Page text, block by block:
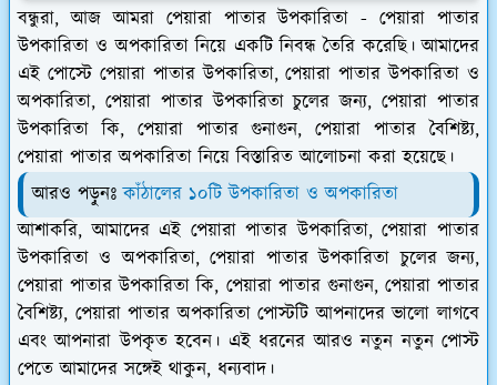
বন্ধুরা, আজ আমরা পেয়ারা পাতার উপকারিতা - পেয়ারা পাতার
উপকারিতা ও অপকারিতা নিয়ে একটি নিবন্ধ তৈরি করেছি। আমাদের
এই পোস্টে পেয়ারা পাতার উপকারিতা, পেয়ারা পাতার উপকারিতা ও
অপকারিতা, পেয়ারা পাতার উপকারিতা চুলের জন্য, পেয়ারা পাতার
উপকারিতা কি, পেয়ারা পাতার গুনাগুন, পেয়ারা পাতার বৈশিষ্ট্য,
পেয়ারা পাতার অপকারিতা নিয়ে বিস্তারিত আলোচনা করা হয়েছে।
আরও পড়ুনঃকাঁঠালের ১০টি উপকারিতা ও অপকারিতা
আশাকরি, আমাদের এই পেয়ারা পাতার উপকারিতা, পেয়ারা পাতার
উপকারিতা ও অপকারিতা, পেয়ারা পাতার উপকারিতা চুলের জন্য,
পেয়ারা পাতার উপকারিতা কি, পেয়ারা পাতার গুনাগুন, পেয়ারা পাতার
বৈশিষ্ট্য, পেয়ারা পাতার অপকারিতা পোস্টটি আপনাদের ভালো লাগবে
এবং আপনারা উপকৃত হবেন। এই ধরনের আরও নতুন নতুন পোস্ট
পেতে আমাদের সঙ্গেই থাকুন, ধন্যবাদ।